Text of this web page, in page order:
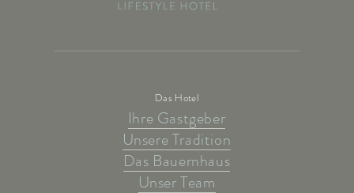
Das Hotel
Ihre Gastgeber
Unsere Tradition
Das Bauernhaus
Unser Team